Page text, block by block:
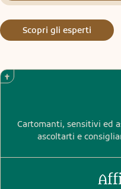
Scopri gli esperti
Cartomanti, sensitivi ed
ascoltarti e